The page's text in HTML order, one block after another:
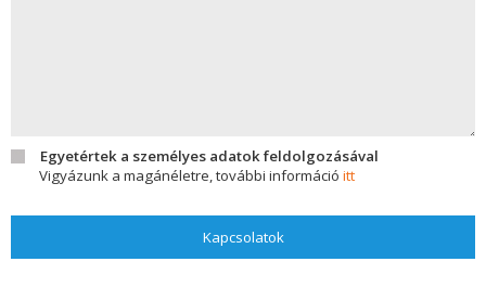
Egyetértek a személyes adatok feldolgozásával
Vigyázunk a magánéletre, további információ itt
Kapcsolatok